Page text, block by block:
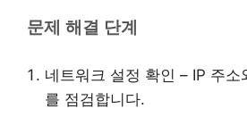
문제 해결 단계
네트워크 설정 확인 – IP 주소
를 점검합니다.